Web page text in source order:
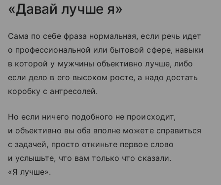
«Давай лучше я»
Сама по себе фраза нормальная, если речь идет
о профессиональной или бытовой сфере, навыки
в которой у мужчины объективно лучше, либо
если дело в его высоком росте, а надо достать
коробку с антресолей.
Но если ничего подобного не происходит,
и объективно вы оба вполне можете справиться
с задачей, просто откиньте первое слово
и услышьте, что вам только что сказали.
«Я лучше».